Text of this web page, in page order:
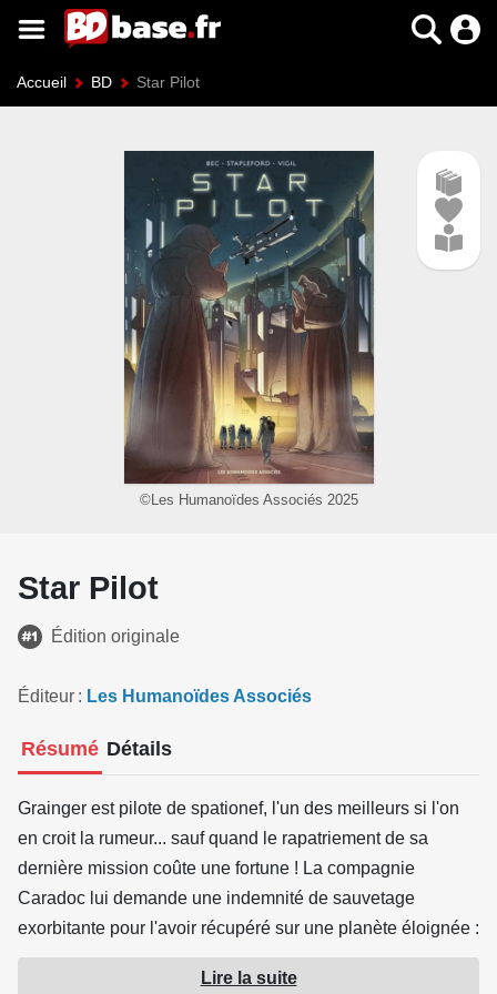
Accueil BD Star Pilot
©Les Humanoïdes Associés 2025
Star Pilot
Édition originale
Éditeur Les Humanoïdes Associés
Résumé Détails
Grainger est pilote de spationef, l'un des meilleurs si l'on
en croit la rumeur... sauf quand le rapatriement de sa
dernière mission coûte une fortune ! La compagnie
Caradoc lui demande une indemnité de sauvetage
exorbitante pour l'avoir récupéré sur une planète éloignée :
notre pilote est ruiné. Pour s'en sortir, il accepte une
mission qui l'envoie sur Rhapsodie, une planète termitière.
Lire la suite